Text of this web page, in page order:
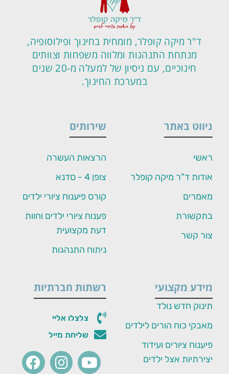
ד"ר מיקה קופלר, מומחית בחינוך ופילוסופיה,
מנתחת התנהגות ומלווה משפחות וצוותים
חינוכיים, עם ניסיון של למעלה מ-20 שנים
במערכת החינוך.
ניווט באתר
ראשי
אודות ד"ר מיקה קופלר
מאמרים
בתקשורת
צור קשר
שירותים
הרצאות העשרה
צופן 4 - סדנא
קורס פיענוח ציורי ילדים
פענוח ציורי ילדים וחוות
דעת מקצועית
ניתוח התנהגות
מידע מקצועי
תינוק חדש נולד
מאבקי כוח הורים לילדים
פיענוח ציורים ועידוד
יצירתיות אצל ילדים
רשתות חברתיות
צלצלו אליי
שליחת מייל